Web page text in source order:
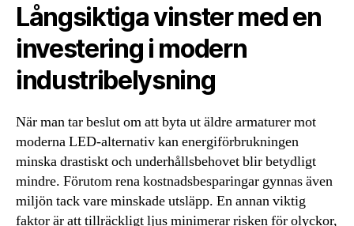
Långsiktiga vinster med en
investering i modern
industribelysning
När man tar beslut om att byta ut äldre armaturer mot
moderna LED-alternativ kan energiförbrukningen
minska drastiskt och underhållsbehovet blir betydligt
mindre. Förutom rena kostnadsbesparingar gynnas även
miljön tack vare minskade utsläpp. En annan viktig
faktor är att tillräckligt ljus minimerar risken för olyckor,